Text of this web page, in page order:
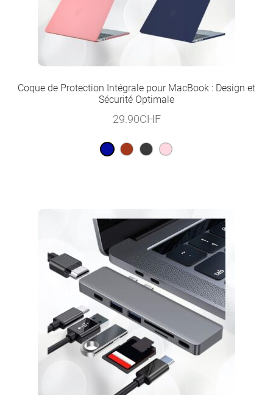
Coque de Protection Intégrale pour MacBook : Design et
Sécurité Optimale
29.90CHF